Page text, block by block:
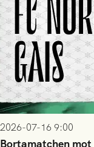
2026-07-16 9:00
Bortamatchen